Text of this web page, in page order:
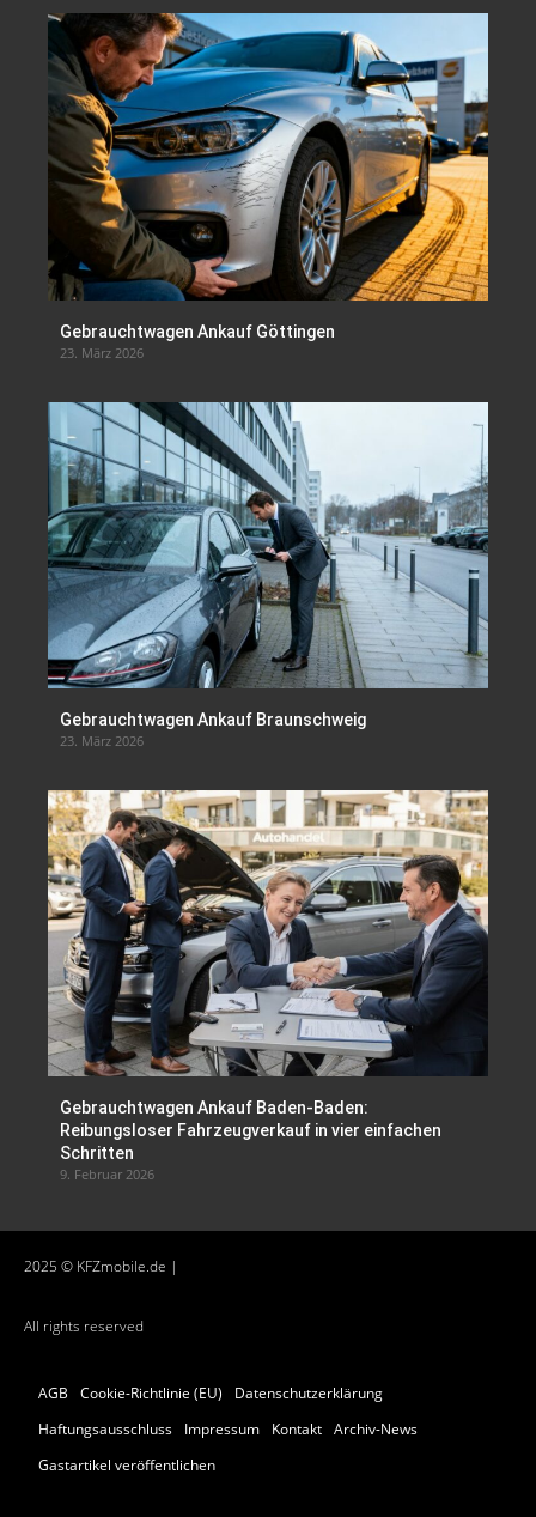
Gebrauchtwagen Ankauf Göttingen
23. März 2026
Gebrauchtwagen Ankauf Braunschweig
23. März 2026
Gebrauchtwagen Ankauf Baden-Baden:
Reibungsloser Fahrzeugverkauf in vier einfachen
Schritten
9. Februar 2026
2025 © KFZmobile.de |
All rights reserved
AGB Cookie-Richtlinie (EU)
Datenschutzerklärung
Haftungsausschluss
Impressum Kontakt Archiv-News
Gastartikel veröffentlichen